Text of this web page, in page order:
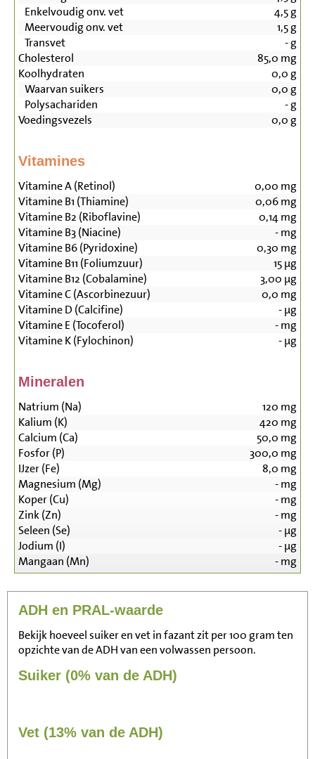
Enkelvoudig onv. vet
4,5g
Meervoudig onv. vet
1,5g
Transvet
-g
Cholesterol
85,0 mg
Koolhydraten
0,0 g
Waarvan suikers
0,0 g
Polysachariden
-g
Voedingsvezels
0,0 g
Vitamines
Vitamine A (Retinol) 0,00 mg
Vitamine B1 (Thiamine)
0,06mg
Vitamine B2 (Riboflavine)
0,14mg
Vitamine B3 (Niacine)
-mg
Vitamine B6 (Pyridoxine)
0,30 mg
Vitamine B11 (Foliumzuur)
15µg
Vitamine B12 (Cobalamine)
3,00 µg
Vitamine C (Ascorbinezuur)
0,0 mg
Vitamine D (Calcifine)
-µg
Vitamine E (Tocoferol)
-mg
Vitamine K (Fylochinon)
-µg
Mineralen
Natrium (Na) 120 mg
Kalium (K)
420 mg
Calcium (Ca)
50,0 mg
Fosfor (P)
300,0 mg
IJzer (Fe)
8,0 mg
Magnesium (Mg)
-mg
Koper (Cu)
-mg
Zink (Zn)
-mg
Seleen (Se)
-µg
Jodium (I)
-µg
Mangaan (Mn)
-mg
ADH en PRAL-waarde
Bekijk hoeveel suiker en vet in fazant zit per 100 gram ten
opzichte van de ADH van een volwassen persoon.
Suiker (0% van de ADH)
Vet (13% van de ADH)